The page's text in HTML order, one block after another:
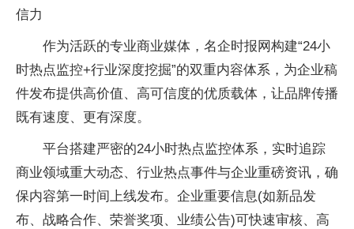
信力
作为活跃的专业商业媒体，名企时报网构建“24小
时热点监控+行业深度挖掘”的双重内容体系，为企业稿
件发布提供高价值、高可信度的优质载体，让品牌传播
既有速度、更有深度。
平台搭建严密的24小时热点监控体系，实时追踪
商业领域重大动态、行业热点事件与企业重磅资讯，确
保内容第一时间上线发布。企业重要信息(如新品发
布、战略合作、荣誉奖项、业绩公告)可快速审核、高